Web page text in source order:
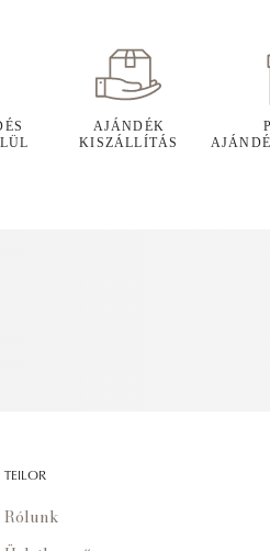
AJÁNDÉK
KISZÁLLÍTÁS
TEILOR
Rólunk